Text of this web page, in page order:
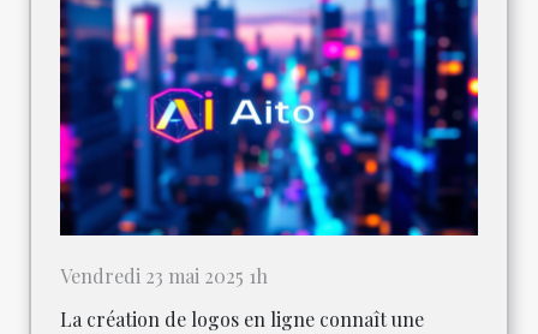
Vendredi 23 mai 2025 1h
La création de logos en ligne connaît une